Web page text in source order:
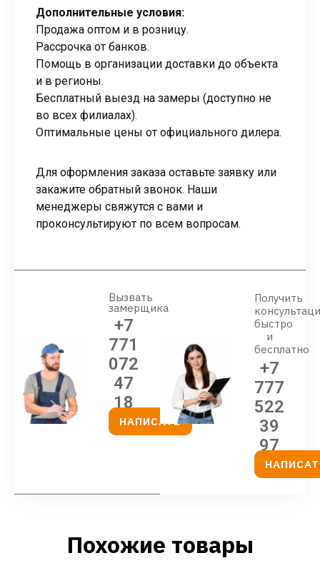
Дополнительные условия:
Продажа оптом и в розницу.
Рассрочка от банков.
Помощь в организации доставки до объекта
и в регионы.
Бесплатный выезд на замеры (доступно не
во всех филиалах).
Оптимальные цены от официального дилера.
Для оформления заказа оставьте заявку или
закажите обратный звонок. Наши
менеджеры свяжутся с вами и
проконсультируют по всем вопросам.
Вызвать
замерщика
+7
771
072
47
18
НАПИСАТЬ
Получить
быстро
и
бесплатно
+7
777
522
39
97
Похожие товары